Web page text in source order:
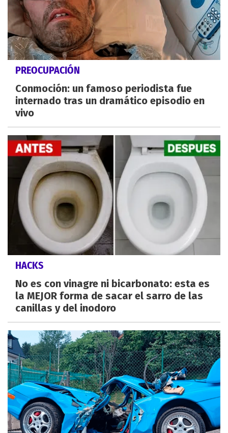
PREOCUPACIÓN
Conmoción: un famoso periodista fue
internado tras un dramático episodio en
vivo
HACKS
No es con vinagre ni bicarbonato: esta es
la MEJOR forma de sacar el sarro de las
canillas y del inodoro